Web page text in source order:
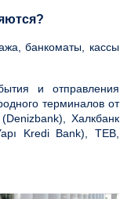
банкоматы, кассы
и отправления
терминалов от
Халкбанк
Kredi Bank), TEB,